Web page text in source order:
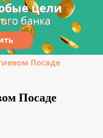
цели
банка
Посаде
Посаде